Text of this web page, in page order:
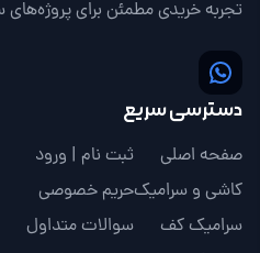
- مقاومت در برابر رطوبت: قرنیز
ضدآب، برای محیط‌های مرطوب
- دوام و استحکام: این نوع قرنیز
طول عمر بالایی دارد.
چوب، گزینه‌های متعددی برای هر
- نصب آسان: نصب قرنیز سرامیکی
می‌شود.
- قیمت مناسب: قیمت قرنیز سرامیکی
تجربه خریدی مطمئن برای
دسترسی سریع
صفحه اصلی
کاشی و سرامیک
سرامیک کف
ثبت نام | ورود
حریم خصوصی
سوالات متداول